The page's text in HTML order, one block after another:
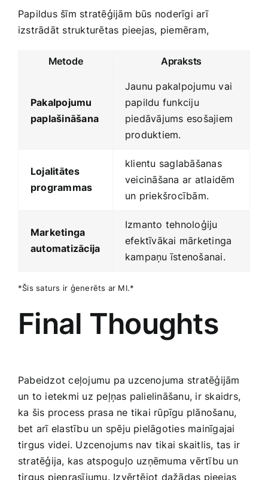
Papildus šīm stratēģijām būs noderīgi arī
izstrādāt strukturētas ⁢pieejas, piemēram,
Metode Apraksts
Pakalpojumu
paplašināšana
Jaunu pakalpojumu​ vai
papildu funkciju
piedāvājums esošajiem
produktiem.
Lojalitātes
programmas
klientu saglabāšanas
veicināšana ar atlaidēm
un priekšrocībām.
Marketinga
automatizācija
Izmanto tehnoloģiju
efektīvākai mārketinga
kampaņu īstenošanai.
*Šis saturs ir ģenerēts ar MI.*
Final Thoughts
Pabeidzot ceļojumu pa uzcenojuma stratēģijām
un to ietekmi uz peļņas palielināšanu, ir skaidrs,
ka šis process prasa​ ne tikai rūpīgu plānošanu,
bet arī elastību un spēju pielāgoties mainīgajai
tirgus videi. Uzcenojums nav tikai skaitlis, tas ir
stratēģija, kas atspoguļo uzņēmuma vērtību un
tirgus pieprasījumu. Izvērtējot dažādas pieejas